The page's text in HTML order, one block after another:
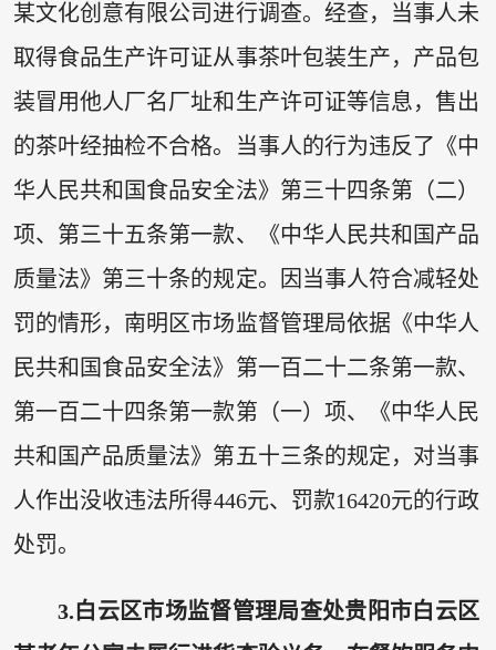
某文化创意有限公司进行调查。经查，当事人未
取得食品生产许可证从事茶叶包装生产，产品包
装冒用他人厂名厂址和生产许可证等信息，售出
的茶叶经抽检不合格。当事人的行为违反了《中
华人民共和国食品安全法》第三十四条第（二）
项、第三十五条第一款、《中华人民共和国产品
质量法》第三十条的规定。因当事人符合减轻处
罚的情形，南明区市场监督管理局依据《中华人
民共和国食品安全法》第一百二十二条第一款、
第一百二十四条第一款第（一）项、《中华人民
共和国产品质量法》第五十三条的规定，对当事
人作出没收违法所得446元、罚款16420元的行政
处罚。
3.白云区市场监督管理局查处贵阳市白云区